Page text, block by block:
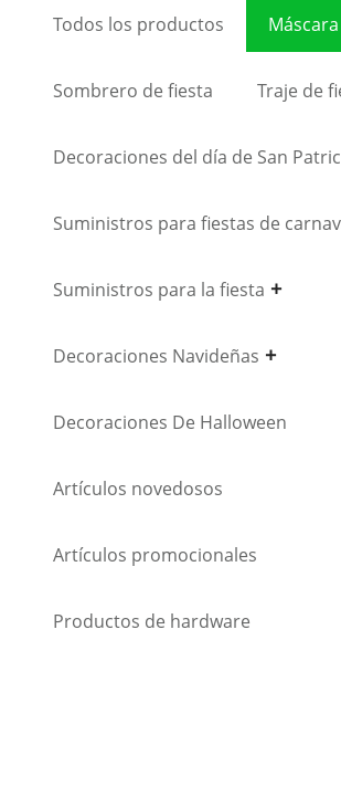
Todos los productos
Sombrero de fiesta Traje de
Decoraciones del día de San
Suministros para fiestas de
Suministros para la fiesta
Decoraciones Navideñas
Decoraciones De Halloween
Artículos novedosos
Artículos promocionales
Productos de hardware